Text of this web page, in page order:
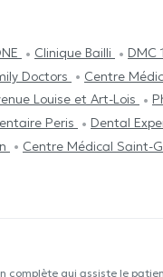
Clinique Bailli DMC
Doctors Centre
Louise et Art-Lois
Peris Dental
Centre Médical Saint-
complète qui assiste le